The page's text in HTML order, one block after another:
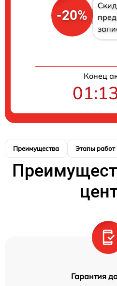
-20%
Конец
Преимущества Этапы работ
Гарантия